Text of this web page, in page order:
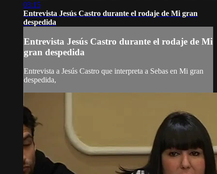
03:15
Entrevista Jesús Castro durante el rodaje de Mi gran
despedida
Entrevista Jesús Castro durante el rodaje de Mi
gran despedida
Entrevista a Jesús Castro que interpreta a Sebas en Mi gran
despedida,